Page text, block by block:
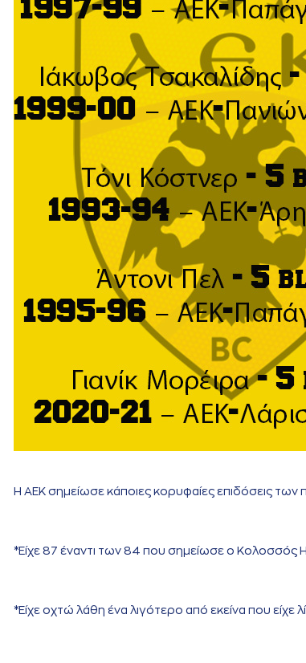
Η ΑΕΚ σημείωσε κάποιες κορυφαίες επιδόσεις
*Είχε 87 έναντι των 84 που σημείωσε ο Κολοσσός
*Είχε οχτώ λάθη ένα λιγότερο από εκείνα που